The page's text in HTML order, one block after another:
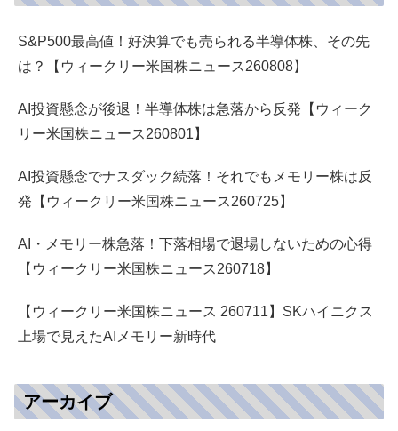
S&P500最高値！好決算でも売られる半導体株、その先
は？【ウィークリー米国株ニュース260808】
AI投資懸念が後退！半導体株は急落から反発【ウィーク
リー米国株ニュース260801】
AI投資懸念でナスダック続落！それでもメモリー株は反
発【ウィークリー米国株ニュース260725】
AI・メモリー株急落！下落相場で退場しないための心得
【ウィークリー米国株ニュース260718】
【ウィークリー米国株ニュース 260711】SKハイニクス
上場で見えたAIメモリー新時代
アーカイブ